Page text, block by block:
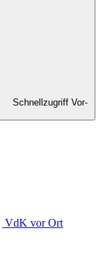
Schnellzugriff Vor-
VdK vor Ort